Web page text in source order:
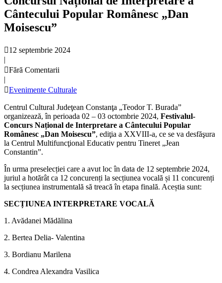
Cântecului Popular Românesc „Dan
Moisescu”
12 septembrie 2024
|
Fără Comentarii
|
Evenimente Culturale
Centrul Cultural Judeţean Constanţa „Teodor T. Burada”
organizează, în perioada 02 – 03 octombrie 2024, Festivalul-
Concurs Național de Interpretare a Cântecului Popular
Românesc „Dan Moisescu”, ediţia a XXVIII-a, ce se va desfăşura
la Centrul Multifuncţional Educativ pentru Tineret „Jean
Constantin”.
În urma preselecției care a avut loc în data de 12 septembrie 2024,
juriul a hotărât ca 12 concurenți la secțiunea vocală și 11 concurenți
la secțiunea instrumentală să treacă în etapa finală. Aceștia sunt:
SECȚIUNEA INTERPRETARE VOCALĂ
1. Avădanei Mădălina
2. Bertea Delia- Valentina
3. Bordianu Marilena
4. Condrea Alexandra Vasilica